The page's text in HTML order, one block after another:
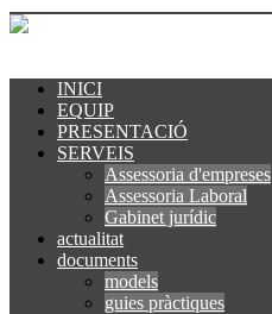
INICI
EQUIP
PRESENTACIÓ
SERVEIS
Assessoria d'empreses
Assessoria Laboral
Gabinet jurídic
actualitat
documents
models
guies pràctiques